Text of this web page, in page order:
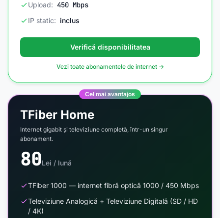
Upload: 450 Mbps
IP static: inclus
Verifică disponibilitatea
Vezi toate abonamentele de internet →
Cel mai avantajos
TFiber Home
Internet gigabit și televiziune completă, într-un singur
abonament.
80Lei / lună
TFiber 1000 — internet fibră optică 1000 / 450 Mbps
Televiziune Analogică + Televiziune Digitală (SD / HD
/ 4K)